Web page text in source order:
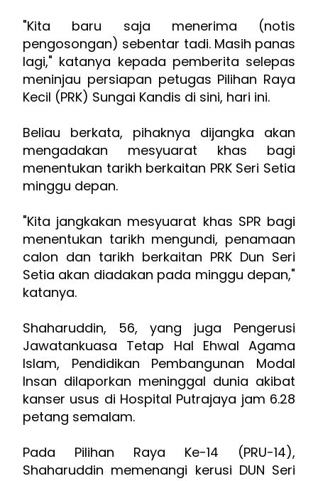
"Kita baru saja menerima (notis
pengosongan) sebentar tadi. Masih panas
lagi," katanya kepada pemberita selepas
meninjau persiapan petugas Pilihan Raya
Kecil (PRK) Sungai Kandis di sini, hari ini.
Beliau berkata, pihaknya dijangka akan
mengadakan mesyuarat khas bagi
menentukan tarikh berkaitan PRK Seri Setia
minggu depan.
"Kita jangkakan mesyuarat khas SPR bagi
menentukan tarikh mengundi, penamaan
calon dan tarikh berkaitan PRK Dun Seri
Setia akan diadakan pada minggu depan,"
katanya.
Shaharuddin, 56, yang juga Pengerusi
Jawatankuasa Tetap Hal Ehwal Agama
Islam, Pendidikan Pembangunan Modal
Insan dilaporkan meninggal dunia akibat
kanser usus di Hospital Putrajaya jam 6.28
petang semalam.
Pada Pilihan Raya Ke-14 (PRU-14),
Shaharuddin memenangi kerusi DUN Seri